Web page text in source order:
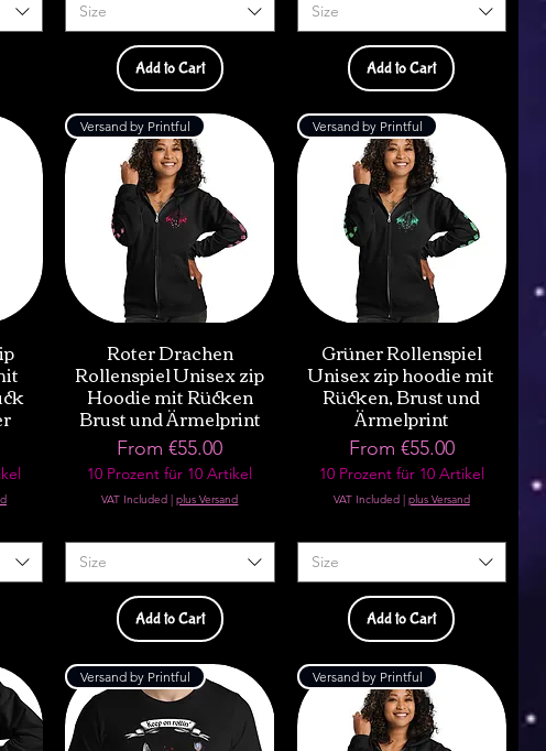
Size
Add to Cart
Size
Add to Cart
Versand by Printful
Roter Drachen
Rollenspiel Unisex zip
Hoodie mit Rücken
Brust und Ärmelprint
From€55.00
Sale Price
10 Prozent für 10 Artikel
VAT Included |plus Versand
Size
Add to Cart
Versand by Printful
Grüner Rollenspiel
Unisex zip hoodie mit
Rücken, Brust und
Ärmelprint
From €55.00
Sale Price
10 Prozent für 10 Artikel
VAT Included| plus Versand
Size
Add to Cart
Versand by Printful Versand by Printful